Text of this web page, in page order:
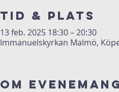
Tid & Plats
13 feb. 2025 18:30 – 20:30
Immanuelskyrkan Malmö,
Om